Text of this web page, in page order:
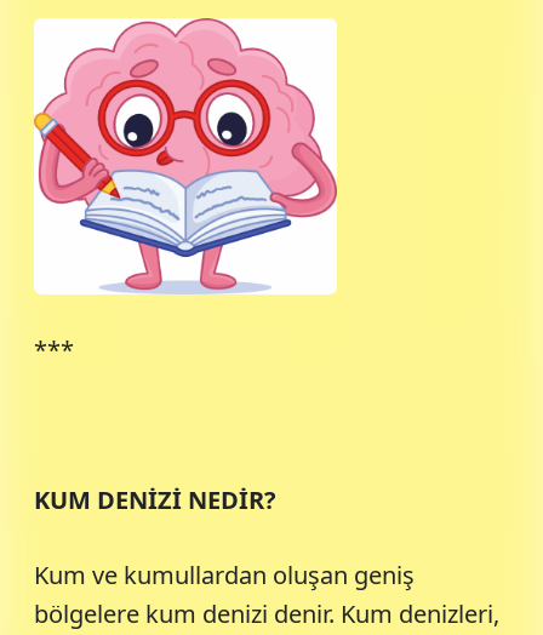
***
KUM DENİZİ NEDİR?
Kum ve kumullardan oluşan geniş
bölgelere kum denizi denir. Kum denizleri,